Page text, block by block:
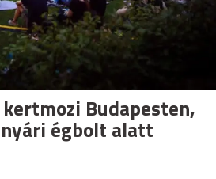
Budapesten,
égbolt alatt